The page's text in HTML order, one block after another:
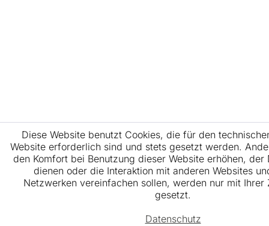
Diese Website benutzt Cookies, die für den
Website erforderlich sind und stets gesetzt werden.
den Komfort bei Benutzung dieser Website erhöhen, der
dienen oder die Interaktion mit anderen Websites
Netzwerken vereinfachen sollen, werden nur mit Ihrer
gesetzt.
Datenschutz